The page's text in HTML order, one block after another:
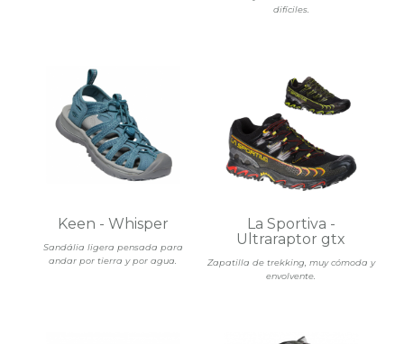
difíciles.
Sandália ligera pensada para
andar por tierra y por agua.
Keen - Whisper
Zapatilla de trekking, muy cómoda y
envolvente.
La Sportiva -
Ultraraptor gtx